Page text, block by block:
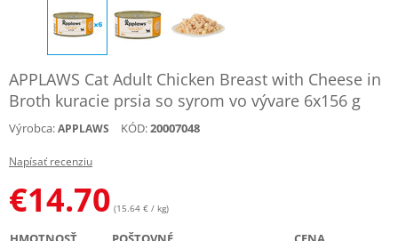
APPLAWS Cat Adult Chicken Breast with Cheese in
Broth kuracie prsia so syrom vo vývare 6x156 g
Výrobca:APPLAWS KÓD:20007048
Napísať recenziu
€14.70 (15.64 € / kg)